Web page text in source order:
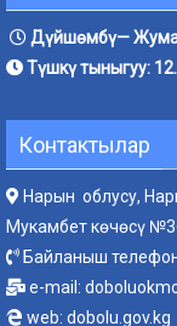
Дүйшөмбү—
Түшкү тыныгуу:
Контактылар
Нарын облусу,
Мукамбет көчөсү
Байланыш
e-mail:
web: dobolu.gov.kg